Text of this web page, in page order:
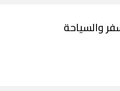
والسياحة